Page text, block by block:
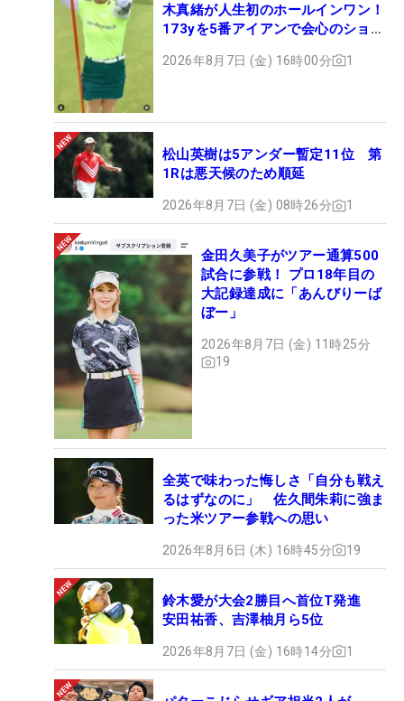
木真緒が人生初のホールインワン！
173yを5番アイアンで会心のショッ
2026年8月7日 (金) 16時00分 1
松山英樹は5アンダー暫定11位 第
1Rは悪天候のため順延
2026年8月7日 (金) 08時26分 1
金田久美子がツアー通算500
試合に参戦！ プロ18年目の
大記録達成に「あんびりーば
ぼー」
2026年8月7日 (金) 11時25分
19
全英で味わった悔しさ「自分も戦え
るはずなのに」 佐久間朱莉に強ま
った米ツアー参戦への思い
2026年8月6日 (木) 16時45分 19
鈴木愛が大会2勝目へ首位T発進
安田祐香、吉澤柚月ら5位
2026年8月7日 (金) 16時14分 1